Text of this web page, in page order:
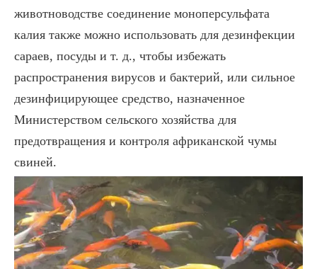
животноводстве соединение моноперсульфата
калия также можно использовать для дезинфекции
сараев, посуды и т. д., чтобы избежать
распространения вирусов и бактерий, или сильное
дезинфицирующее средство, назначенное
Министерством сельского хозяйства для
предотвращения и контроля африканской чумы
свиней.